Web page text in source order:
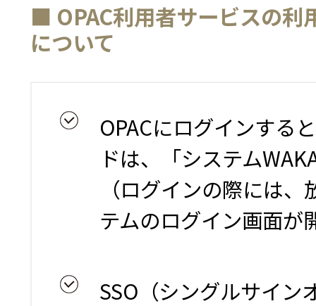
■ OPAC利用者サービスの利
について
OPACにログインする
ドは、「システム
（ログインの際には
テムのログイン画面が
SSO（シングルサイン